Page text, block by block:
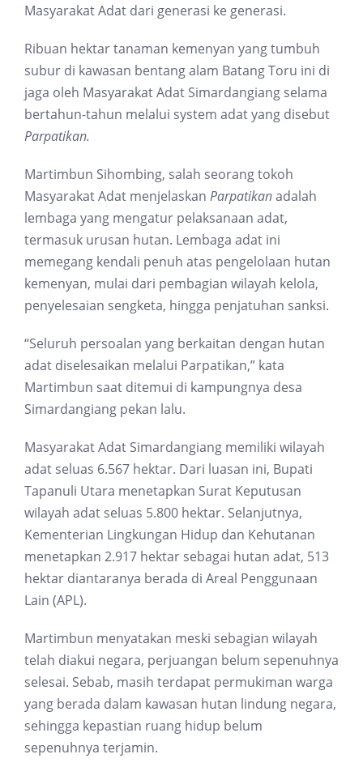
Masyarakat Adat dari generasi ke generasi.
Ribuan hektar tanaman kemenyan yang tumbuh
subur di kawasan bentang alam Batang Toru ini di
jaga oleh Masyarakat Adat Simardangiang selama
bertahun-tahun melalui system adat yang disebut
Parpatikan.
Martimbun Sihombing, salah seorang tokoh
Masyarakat Adat menjelaskan Parpatikanadalah
lembaga yang mengatur pelaksanaan adat,
termasuk urusan hutan. Lembaga adat ini
memegang kendali penuh atas pengelolaan hutan
kemenyan, mulai dari pembagian wilayah kelola,
penyelesaian sengketa, hingga penjatuhan sanksi.
“Seluruh persoalan yang berkaitan dengan hutan
adat diselesaikan melalui Parpatikan,” kata
Martimbun saat ditemui di kampungnya desa
Simardangiang pekan lalu.
Masyarakat Adat Simardangiang memiliki wilayah
adat seluas 6.567 hektar. Dari luasan ini, Bupati
Tapanuli Utara menetapkan Surat Keputusan
wilayah adat seluas 5.800 hektar. Selanjutnya,
Kementerian Lingkungan Hidup dan Kehutanan
menetapkan 2.917 hektar sebagai hutan adat, 513
hektar diantaranya berada di Areal Penggunaan
Lain (APL).
Martimbun menyatakan meski sebagian wilayah
telah diakui negara, perjuangan belum sepenuhnya
selesai. Sebab, masih terdapat permukiman warga
yang berada dalam kawasan hutan lindung negara,
sehingga kepastian ruang hidup belum
sepenuhnya terjamin.